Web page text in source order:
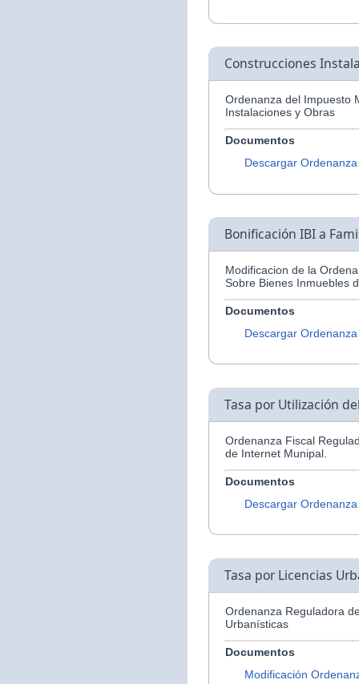
Construcciones
Ordenanza del Impuesto
Instalaciones y Obras
Documentos
Descargar Ordenanza
Bonificación IBI a
Modificacion de la
Sobre Bienes Inmuebles
Documentos
Descargar Ordenanza
Tasa por Utilización
Ordenanza Fiscal
de Internet Munipal.
Documentos
Descargar Ordenanza
Tasa por Licencias
Ordenanza Reguladora
Urbanísticas
Documentos
Modificación